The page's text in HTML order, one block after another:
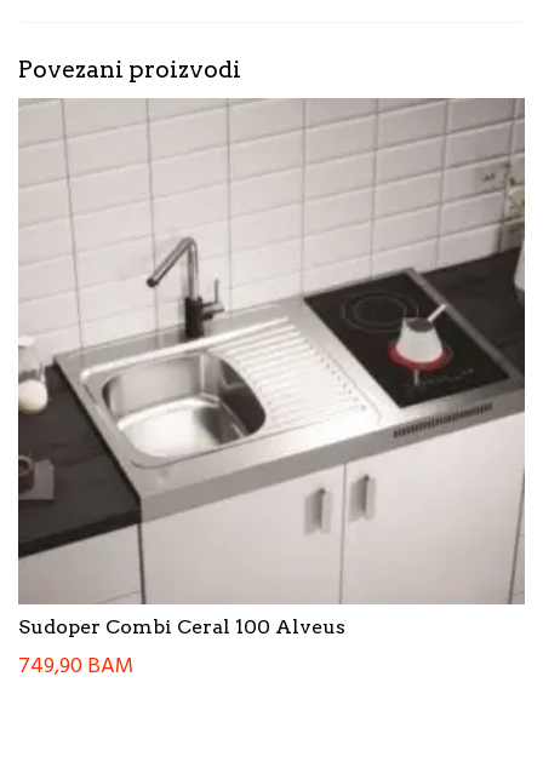
Povezani proizvodi
Sudoper Combi Ceral 100 Alveus
749,90BAM